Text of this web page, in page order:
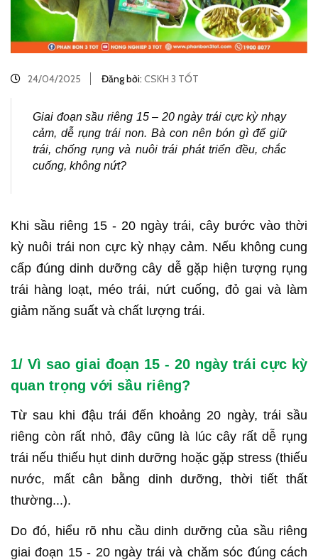
24/04/2025 Đăng bởi: CSKH 3 TỐT
Giai đoạn sầu riêng 15 – 20 ngày trái cực kỳ nhạy
cảm, dễ rụng trái non. Bà con nên bón gì để giữ
trái, chống rụng và nuôi trái phát triển đều, chắc
cuống, không nứt?
Khi sầu riêng 15 - 20 ngày trái, cây bước vào thời
kỳ nuôi trái non cực kỳ nhạy cảm. Nếu không cung
cấp đúng dinh dưỡng cây dễ gặp hiện tượng rụng
trái hàng loạt, méo trái, nứt cuống, đỏ gai và làm
giảm năng suất và chất lượng trái.
1/ Vì sao giai đoạn 15 - 20 ngày trái cực kỳ
quan trọng với sầu riêng?
Từ sau khi đậu trái đến khoảng 20 ngày, trái sầu
riêng còn rất nhỏ, đây cũng là lúc cây rất dễ rụng
trái nếu thiếu hụt dinh dưỡng hoặc gặp stress (thiếu
nước, mất cân bằng dinh dưỡng, thời tiết thất
thường...).
Do đó, hiểu rõ nhu cầu dinh dưỡng của sầu riêng
giai đoạn 15 - 20 ngày trái và chăm sóc đúng cách